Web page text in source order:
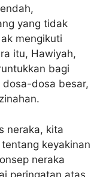
yang tidak
mengikuti
itu, Hawiyah,
bagi
dosa-dosa besar,
neraka, kita
keyakinan
neraka
peringatan atas